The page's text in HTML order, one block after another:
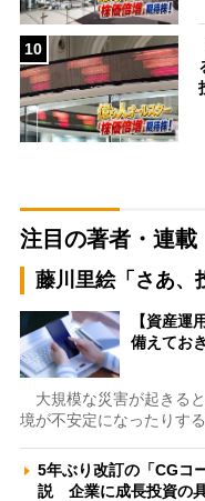
10
注目の著者・連載
藤川里絵「さあ、
【資産運
備えてお
大規模な災害が起きる
境が不安定になったりす
5年ぶり改訂の「CGコ
説 企業に成長投資の